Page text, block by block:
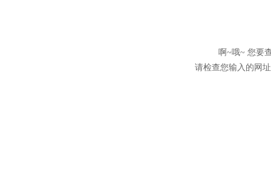
啊~哦~ 您要
请检查您输入的网